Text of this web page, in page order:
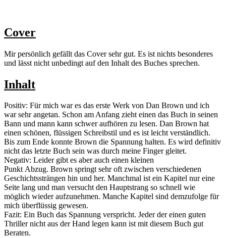
Cover
Mir persönlich gefällt das Cover sehr gut. Es ist nichts besonderes
und lässt nicht unbedingt auf den Inhalt des Buches sprechen.
Inhalt
Positiv: Für mich war es das erste Werk von Dan Brown und ich
war sehr angetan. Schon am Anfang zieht einen das Buch in seinen
Bann und mann kann schwer aufhören zu lesen. Dan Brown hat
einen schönen, flüssigen Schreibstil und es ist leicht verständlich.
Bis zum Ende konnte Brown die Spannung halten. Es wird definitiv
nicht das letzte Buch sein was durch meine Finger gleitet.
Negativ: Leider gibt es aber auch einen kleinen
Punkt Abzug. Brown springt sehr oft zwischen verschiedenen
Geschichtssträngen hin und her. Manchmal ist ein Kapitel nur eine
Seite lang und man versucht den Hauptstrang so schnell wie
möglich wieder aufzunehmen. Manche Kapitel sind demzufolge für
mich überflüssig gewesen.
Fazit: Ein Buch das Spannung verspricht. Jeder der einen guten
Thriller nicht aus der Hand legen kann ist mit diesem Buch gut
Beraten.